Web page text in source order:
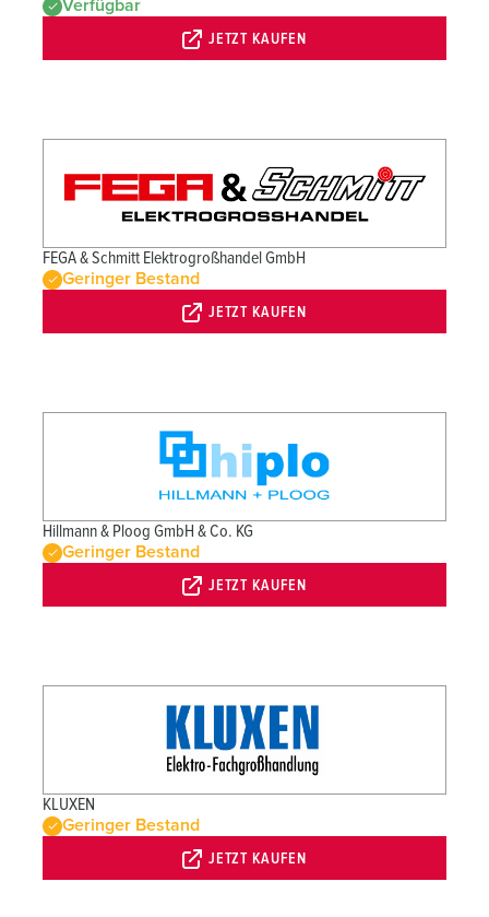
Verfügbar
JETZT KAUFEN
FEGA & Schmitt Elektrogroßhandel GmbH
Geringer Bestand
JETZT KAUFEN
Hillmann & Ploog GmbH & Co. KG
Geringer Bestand
JETZT KAUFEN
KLUXEN
Geringer Bestand
JETZT KAUFEN